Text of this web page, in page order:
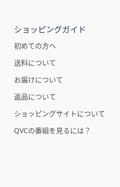
ショッピングガイド
初めての方へ
送料について
お届けについて
返品について
ショッピングサイトについて
QVCの番組を見るには？